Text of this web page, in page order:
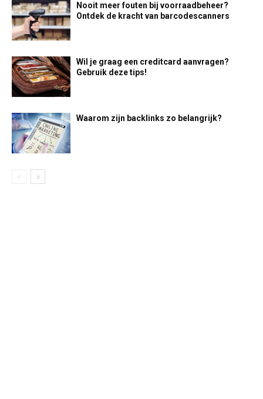
Nooit meer fouten bij voorraadbeheer?
Ontdek de kracht van barcodescanners
Wil je graag een creditcard aanvragen?
Gebruik deze tips!
Waarom zijn backlinks zo belangrijk?